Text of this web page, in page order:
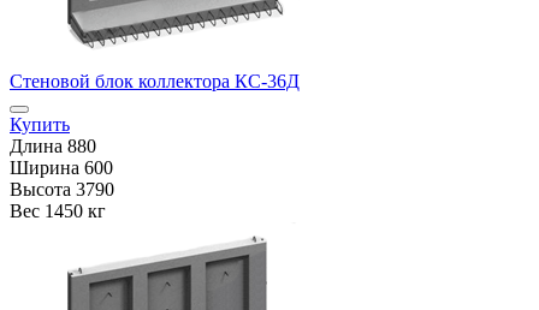
Стеновой блок коллектора КС-36Д
Купить
Длина 880
Ширина 600
Высота 3790
Вес 1450 кг